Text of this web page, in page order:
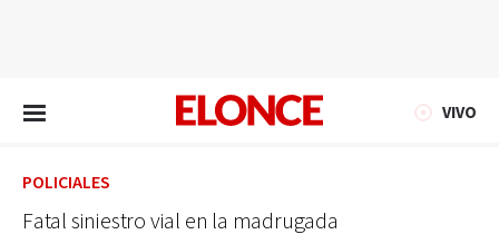
VIVO
POLICIALES
Fatal siniestro vial en la madrugada